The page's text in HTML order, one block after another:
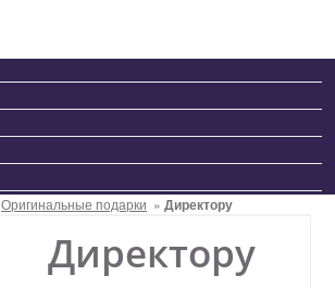
Оригинальные подарки » Директору
Директору